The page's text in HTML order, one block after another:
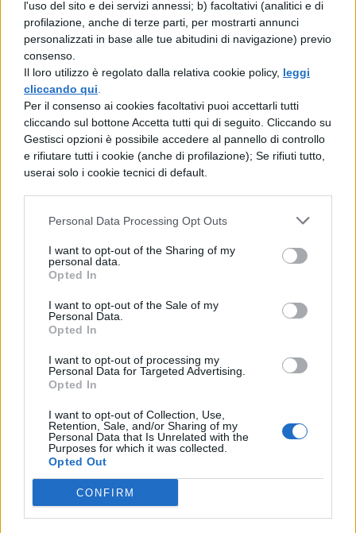
l'uso del sito e dei servizi annessi; b) facoltativi (analitici e di
profilazione, anche di terze parti, per mostrarti annunci
personalizzati in base alle tue abitudini di navigazione) previo
consenso.
Il loro utilizzo è regolato dalla relativa cookie policy, leggi
cliccando qui
Per il consenso ai cookies facoltativi puoi accettarli tutti
cliccando sul bottone Accetta tutti qui di seguito. Cliccando su
Gestisci opzioni è possibile accedere al pannello di controllo
e rifiutare tutti i cookie (anche di profilazione); Se rifiuti tutto,
userai solo i cookie tecnici di default.
Personal Data Processing Opt Outs
I want to opt-out of the Sharing of my
personal data.
Opted In
I want to opt-out of the Sale of my
Personal Data.
Opted In
I want to opt-out of processing my
Personal Data for Targeted Advertising.
Opted In
I want to opt-out of Collection, Use,
Retention, Sale, and/or Sharing of my
Personal Data that Is Unrelated with the
Purposes for which it was collected.
Opted Out
CONFIRM
Nel repertorio dal vivo non mancheranno
sicuramente anche le altre canzoni
contenute nel suo primo EP intitolato
semplicemente“Sarah” , che rappresenta il
suo biglietto da visita discografico dopo la
vittoria ad Amici. La scaletta potrebbe
essere arricchita anche da alcune cover e
reinterpretazioni di brani di altri artisti,
come già avvenuto durante il suo percorso
nel talent show di Maria De Filippi, dove ha
dimostrato notevole versatilità
interpretativa.
La storia di una giovane
promessa della musica
italiana
Sarah Toscano, conosciuta semplicemente
come Sarah, è nata a Vigevano nel 2006. Il
suo percorso artistico è iniziato nel 2022,
quando a soli 16 anni ha partecipato ad